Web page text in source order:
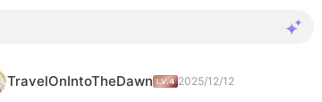
TravelOnIntoTheDawn 2025/12/12